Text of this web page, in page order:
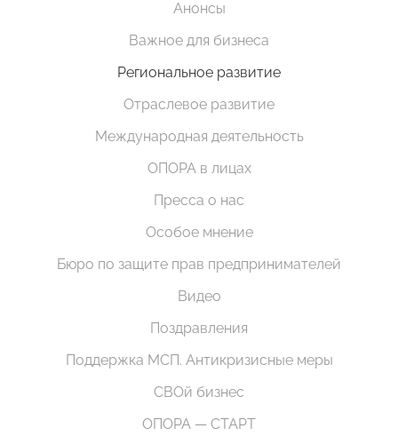
Анонсы
Важное для бизнеса
Региональное развитие
Отраслевое развитие
Международная деятельность
ОПОРА в лицах
Пресса о нас
Особое мнение
Бюро по защите прав предпринимателей
Видео
Поздравления
Поддержка МСП. Антикризисные меры
СВОй бизнес
ОПОРА — СТАРТ